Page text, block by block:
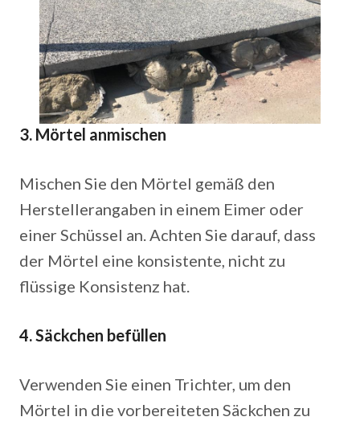
3. Mörtel anmischen
Mischen Sie den Mörtel gemäß den
Herstellerangaben in einem Eimer oder
einer Schüssel an. Achten Sie darauf, dass
der Mörtel eine konsistente, nicht zu
flüssige Konsistenz hat.
4. Säckchen befüllen
Verwenden Sie einen Trichter, um den
Mörtel in die vorbereiteten Säckchen zu